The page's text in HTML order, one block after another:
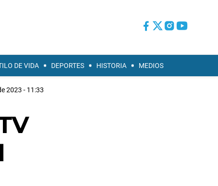
DE VIDA DEPORTES HISTORIA MEDIOS
2023 - 11:33